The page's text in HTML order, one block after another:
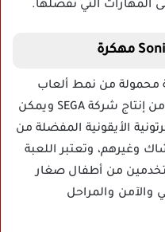
المهارات التي تفضلها.
محمولة من نمط ألعاب
المغامرات والأكشن والجري وهي من إنتاج شركة SEGA ويمكن
الأيقونية المفضلة من
وغيرهم، وتعتبر اللعبة
من أطفال صغار
والآمن والمراحل